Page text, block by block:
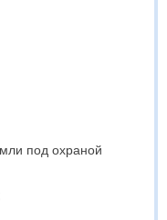
под охраной